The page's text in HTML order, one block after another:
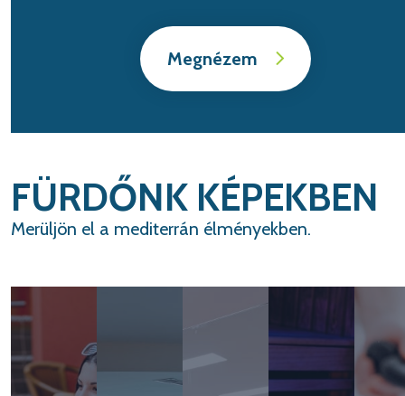
Megnézem
FÜRDŐNK KÉPEKBEN
Merüljön el a mediterrán élményekben.